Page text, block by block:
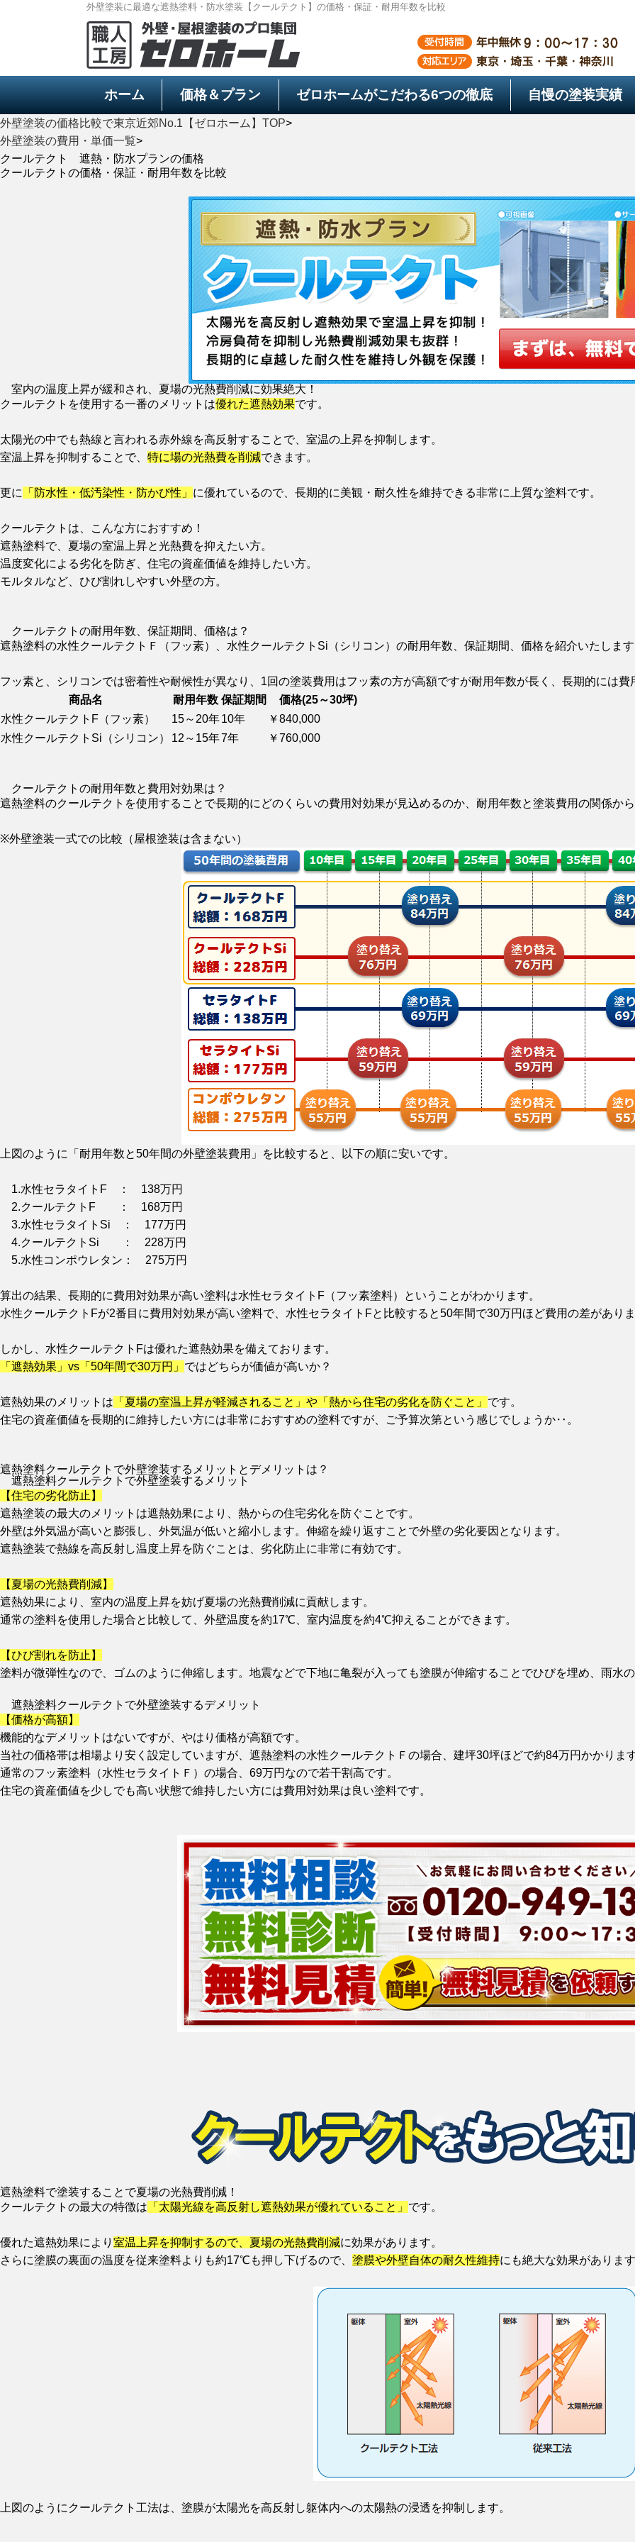
外壁塗装に最適な遮熱塗料・防水塗装【クールテクト】の価格・保証・耐用年数を比較
ホーム 価格＆プラン ゼロホームがこだわる6つの徹底 自慢の塗装実績
外壁塗装の価格比較で東京近郊No.1【ゼロホーム】TOP>
外壁塗装の費用・単価一覧>
クールテクト 遮熱・防水プランの価格
クールテクトの価格・保証・耐用年数を比較
室内の温度上昇が緩和され、夏場の光熱費削減に効果絶大！
クールテクトを使用する一番のメリットは優れた遮熱効果です。
太陽光の中でも熱線と言われる赤外線を高反射することで、室温の上昇を抑制します。
室温上昇を抑制することで、 特に場の光熱費を削減できます。
更に 「防水性・低汚染性・防かび性」 に優れているので、長期的に美観・耐久性を維持できる非常に上質な塗料です。
クールテクトは、こんな方におすすめ！
遮熱塗料で、夏場の室温上昇と光熱費を抑えたい方。
温度変化による劣化を防ぎ、住宅の資産価値を維持したい方。
モルタルなど、ひび割れしやすい外壁の方。
クールテクトの耐用年数、保証期間、価格は？
遮熱塗料の水性クールテクトＦ（フッ素）、水性クールテクトSi（シリコン）の耐用年数、保証期間、価格を紹介いたしま
フッ素と、シリコンでは密着性や耐候性が異なり、1回の塗装費用はフッ素の方が高額ですが耐用年数が長く、長期的には費
商品名
耐用年数 保証期間
価格(25～30坪)
水性クールテクトF（フッ素）
15～20年10年
￥840,000
水性クールテクトSi（シリコン）
12～15年7年 ￥760,000
クールテクトの耐用年数と費用対効果は？
遮熱塗料のクールテクトを使用することで長期的にどのくらいの費用対効果が見込めるのか、耐用年数と塗装費用の関係か
※外壁塗装一式での比較（屋根塗装は含まない）
上図のように「耐用年数と50年間の外壁塗装費用」を比較すると、以下の順に安いです。
1.水性セラタイトF ： 138万円
2.クールテクトF ： 168万円
3.水性セラタイトSi ： 177万円
4.クールテクトSi ： 228万円
5.水性コンポウレタン： 275万円
算出の結果、長期的に費用対効果が高い塗料は水性セラタイトF（フッ素塗料）ということがわかります。
水性クールテクトFが2番目に費用対効果が高い塗料で、水性セラタイトFと比較すると50年間で30万円ほど費用の差があり
しかし、水性クールテクトFは優れた遮熱効果を備えております。
「遮熱効果」vs「50年間で30万円」 ではどちらが価値が高いか？
遮熱効果のメリットは 「夏場の室温上昇が軽減されること」や「熱から住宅の劣化を防ぐこと」 です。
住宅の資産価値を長期的に維持したい方には非常におすすめの塗料ですが、ご予算次第という感じでしょうか‥。
遮熱塗料クールテクトで外壁塗装するメリットとデメリットは？
遮熱塗料クールテクトで外壁塗装するメリット
【住宅の劣化防止】
遮熱塗装の最大のメリットは遮熱効果により、熱からの住宅劣化を防ぐことです。
外壁は外気温が高いと膨張し、外気温が低いと縮小します。伸縮を繰り返すことで外壁の劣化要因となります。
遮熱塗装で熱線を高反射し温度上昇を防ぐことは、劣化防止に非常に有効です。
【夏場の光熱費削減】
遮熱効果により、室内の温度上昇を妨げ夏場の光熱費削減に貢献します。
通常の塗料を使用した場合と比較して、外壁温度を約17℃、室内温度を約4℃抑えることができます。
【ひび割れを防止】
塗料が微弾性なので、ゴムのように伸縮します。地震などで下地に亀裂が入っても塗膜が伸縮することでひびを埋め、雨水
遮熱塗料クールテクトで外壁塗装するデメリット
【価格が高額】
機能的なデメリットはないですが、やはり価格が高額です。
当社の価格帯は相場より安く設定していますが、遮熱塗料の水性クールテクトＦの場合、建坪30坪ほどで約84万円かかりま
通常のフッ素塗料（水性セラタイトＦ）の場合、69万円なので若干割高です。
住宅の資産価値を少しでも高い状態で維持したい方には費用対効果は良い塗料です。
遮熱塗料で塗装することで夏場の光熱費削減！
クールテクトの最大の特徴は 「太陽光線を高反射し遮熱効果が優れていること」 です。
優れた遮熱効果により 室温上昇を抑制するので、夏場の光熱費削減に効果があります。
さらに塗膜の裏面の温度を従来塗料よりも約17℃も押し下げるので、 塗膜や外壁自体の耐久性維持にも絶大な効果がありま
上図のようにクールテクト工法は、塗膜が太陽光を高反射し躯体内への太陽熱の浸透を抑制します。